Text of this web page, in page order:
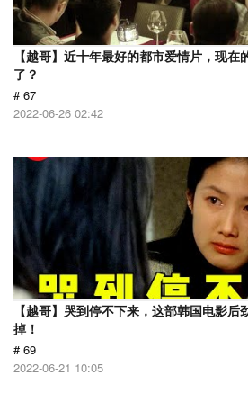
【越哥】近十年最好的都市爱情片，现
了？
# 67
2022-06-26 02:42
【越哥】哭到停不下来，这部韩国电影
掉！
# 69
2022-06-21 10:05